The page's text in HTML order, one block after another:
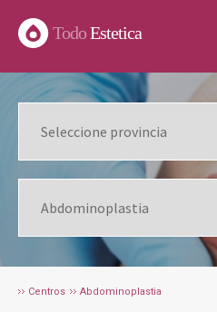
TodoEstetica
Centros Abdominoplastia